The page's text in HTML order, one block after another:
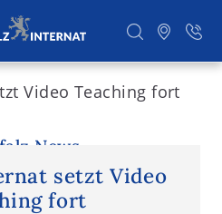
News
setzt Video
fort